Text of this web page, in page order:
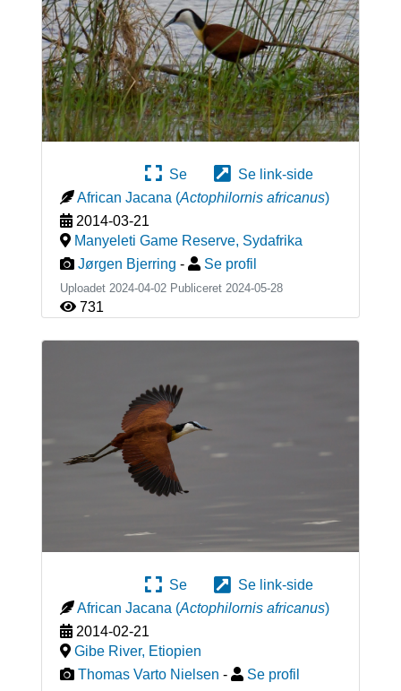
Se
Se link-side
African Jacana (Actophilornis africanus)
2014-03-21
Manyeleti Game Reserve, Sydafrika
Jørgen Bjerring - Se profil
Uploadet 2024-04-02 Publiceret 2024-05-28
731
Se
Se link-side
African Jacana (Actophilornis africanus)
2014-02-21
Gibe River, Etiopien
Thomas Varto Nielsen - Se profil